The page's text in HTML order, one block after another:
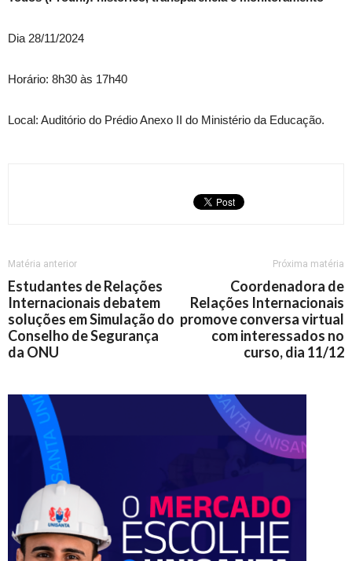
Dia 28/11/2024
Horário: 8h30 às 17h40
Local: Auditório do Prédio Anexo II do Ministério da Educação.
Matéria anterior
Estudantes de Relações
Internacionais debatem
soluções em Simulação do
Conselho de Segurança
da ONU
Próxima matéria
Coordenadora de
Relações Internacionais
promove conversa virtual
com interessados no
curso, dia 11/12